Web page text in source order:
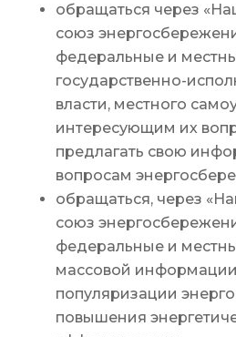
обращаться через
союз
федеральные и
государственно-
власти, местного
интересующим их
предлагать свою
вопросам
обращаться, через
союз
федеральные и
массовой
популяризации
повышения